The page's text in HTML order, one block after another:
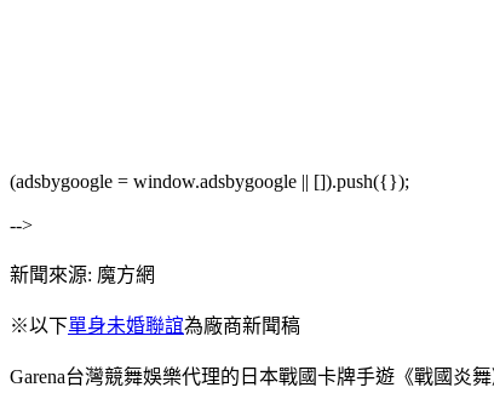
(adsbygoogle = window.adsbygoogle || []).push({});
-->
新聞來源: 魔方網
※以下單身未婚聯誼為廠商新聞稿
Garena台灣競舞娛樂代理的日本戰國卡牌手遊《戰國炎